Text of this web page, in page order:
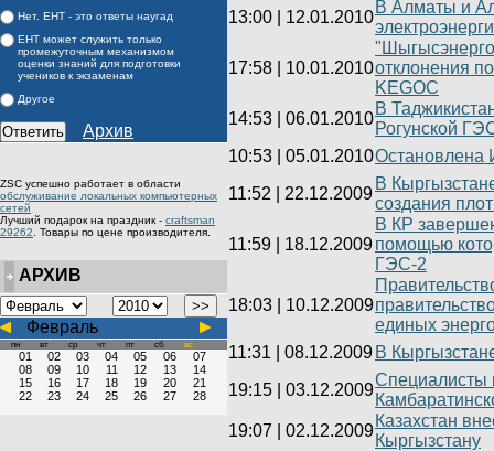
Нет. ЕНТ - это ответы наугад
ЕНТ может служить только
промежуточным механизмом
оценки знаний для подготовки
учеников к экзаменам
Другое
Архив
ZSC успешно работает в области
обслуживание локальных компьютерных
сетей
Лучший подарок на праздник - craftsman
29262 . Товары по цене производителя.
АРХИВ
Февраль
пн вт ср чт пт сб вс
01 02 03 04 05 06
07
08
09 10 11 12 13
14
15
16 17 18 19 20
21
22
23 24 25 26 27 28
13:00
12.01.2010
В Алматы и
17:58 10.01.2010отклонения
KEGOC
14:53
06.01.2010
В
Рогунской
10:53
05.01.2010Остановлена
11:52
22.12.2009
В
создания
11:59 18.12.2009
В КР
помощью
ГЭС-2
18:03 10.12.2009
единых
11:31
08.12.2009 В
19:15
03.12.2009
Специалисты
19:07
02.12.2009
Казахстан
Кыргызстану